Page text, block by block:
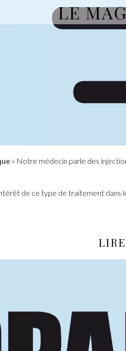
LE
» Notre médecin parle des
de ce type de traitement dans